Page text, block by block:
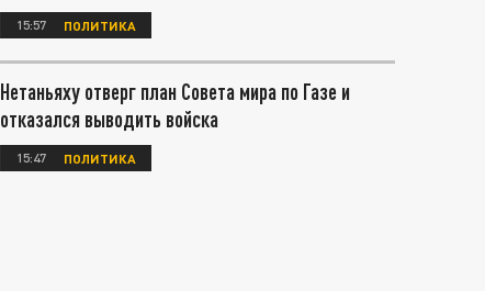
15:57 ПОЛИТИКА
Нетаньяху отверг план Совета мира по Газе и
отказался выводить войска
15:47 ПОЛИТИКА